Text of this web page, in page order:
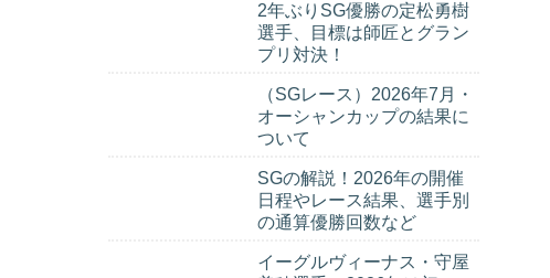
2年ぶりSG優勝の定松勇樹
選手、目標は師匠とグラン
プリ対決！
（SGレース）2026年7月・
オーシャンカップの結果に
ついて
SGの解説！2026年の開催
日程やレース結果、選手別
の通算優勝回数など
イーグルヴィーナス・守屋